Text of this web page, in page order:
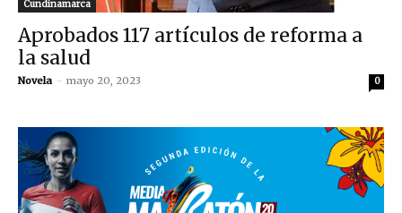
Cundinamarca
Aprobados 117 artículos de reforma a
la salud
Novela - mayo 20, 2023 0